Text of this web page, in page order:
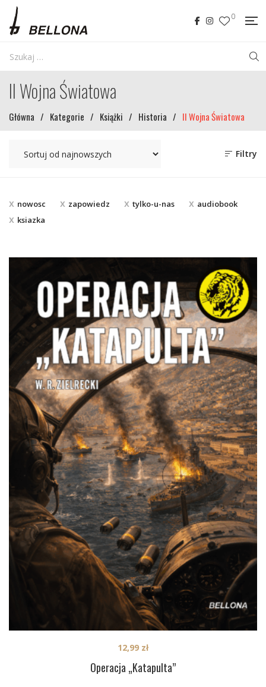
0
II Wojna Światowa
Główna / Kategorie / Książki / Historia / II Wojna Światowa
Filtry
nowosc zapowiedz tylko-u-nas
audiobook
ksiazka
Operacja „Katapulta”
12,99 zł